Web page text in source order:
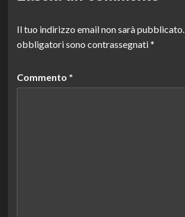
Il tuo indirizzo email non sarà pubblicato.
obbligatori sono contrassegnati*
Commento *